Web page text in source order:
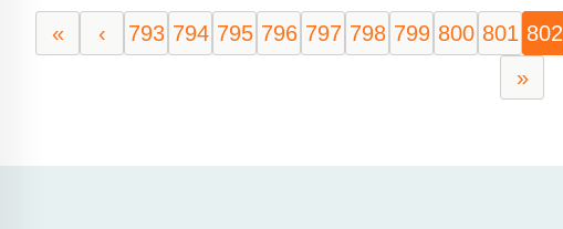
« ‹ 793 794 795 796 797 798 799 800 801 802
»